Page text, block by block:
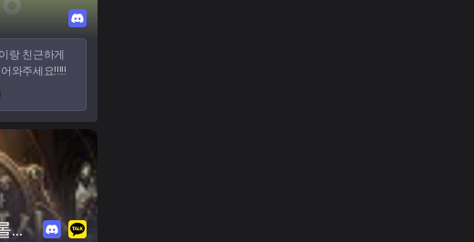
랑 친근하게
와주세요!!!!!
💜[ⓞ④▲신생] 롤생폼사 성인 종합게임방💜